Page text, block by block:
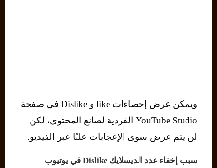
ويمكن عرض إحصاءات like و Dislike في صفحة
YouTube Studio الفردية لصانع المحتوى، لكن
لن يتم عرض سوى الإعجابات علنًا عبر الفيديو.
سبب إخفاء عدد الديسلايك Dislike في يوتيوب